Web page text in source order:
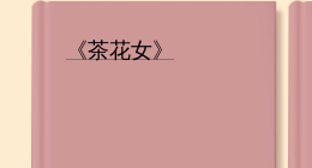
《茶花女》